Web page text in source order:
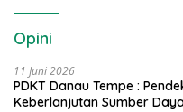
Opini
11 Juni 2026
PDKT Danau Tempe :
Keberlanjutan Sumber